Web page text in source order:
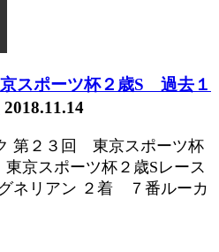
スポーツ杯２歳S 過去１
2018.11.14
第２３回 東京スポーツ杯
京スポーツ杯２歳Sレース
ネリアン ２着 ７番ルーカ